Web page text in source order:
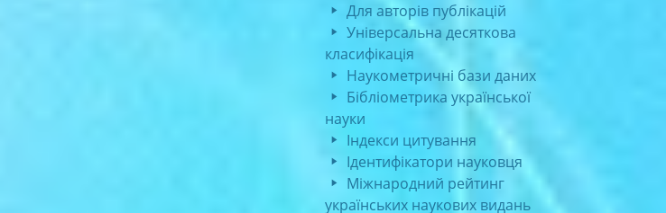
Для авторів публікацій
Універсальна десяткова
класифікація
Наукометричні бази даних
Бібліометрика української
науки
Індекси цитування
Ідентифікатори науковця
Міжнародний рейтинг
українських наукових видань